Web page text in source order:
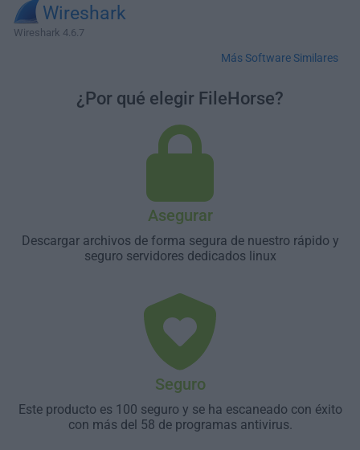
Wireshark
Wireshark 4.6.7
Más Software Similares
¿Por qué elegir FileHorse?
Asegurar
Descargar archivos de forma segura de nuestro rápido y
seguro servidores dedicados linux
Seguro
Este producto es 100 seguro y se ha escaneado con éxito
con más del 58 de programas antivirus.